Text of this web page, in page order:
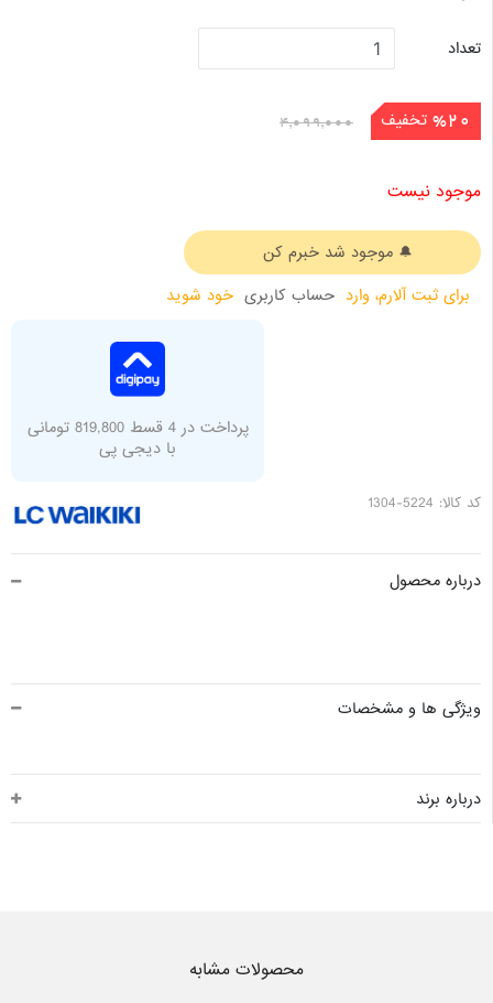
تعداد
%20 تخفیف 4,099,000
موجود نیست
برای ثبت آلارم، وارد حساب کاربری خود شوید
پرداخت در 4 قسط 819,800 تومانی
با دیجی پی
کد کالا: 5224-1304
درباره محصول
ویژگی ها و مشخصات
درباره برند
محصولات مشابه